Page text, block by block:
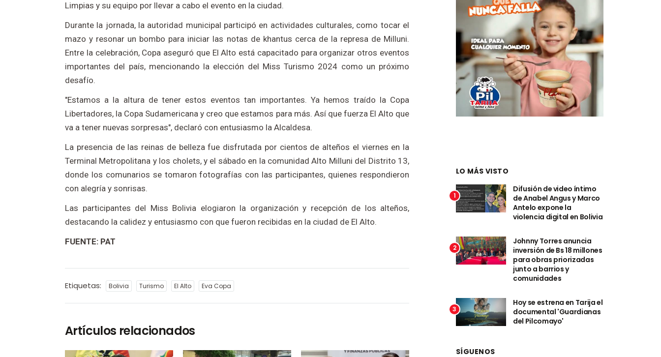
Limpias y su equipo por llevar a cabo el evento en la ciudad.
Durante la jornada, la autoridad municipal participó en actividades culturales, como tocar el
mazo y resonar un bombo para iniciar las notas de khantus cerca de la represa de Milluni.
Entre la celebración, Copa aseguró que El Alto está capacitado para organizar otros eventos
importantes del país, mencionando la elección del Miss Turismo 2024 como un próximo
desafío.
"Estamos a la altura de tener estos eventos tan importantes. Ya hemos traído la Copa
Libertadores, la Copa Sudamericana y creo que estamos para más. Así que fuerza El Alto que
va a tener nuevas sorpresas", declaró con entusiasmo la Alcaldesa.
La presencia de las reinas de belleza fue disfrutada por cientos de alteños el viernes en la
Terminal Metropolitana y los cholets, y el sábado en la comunidad Alto Milluni del Distrito 13,
donde los comunarios se tomaron fotografías con las participantes, quienes respondieron
con alegría y sonrisas.
Las participantes del Miss Bolivia elogiaron la organización y recepción de los alteños,
destacando la calidez y entusiasmo con que fueron recibidas en la ciudad de El Alto.
FUENTE: PAT
Etiquetas: Bolivia Turismo El Alto Eva Copa
Artículos relacionados
LO MÁS VISTO
1
Difusión de video íntimo
de Anabel Angus y Marco
Antelo expone la
violencia digital en Bolivia
2
Johnny Torres anuncia
inversión de Bs 18 millones
para obras priorizadas
junto a barrios y
comunidades
3
Hoy se estrena en Tarija el
documental 'Guardianas
del Pilcomayo'
SÍGUENOS